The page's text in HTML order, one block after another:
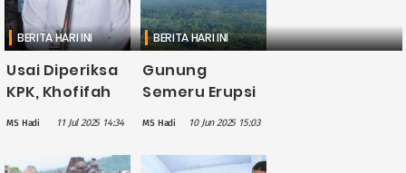
BERITA HARI INI
Usai Diperiksa
KPK, Khofifah
Tegaskan
Penyaluran
MS Hadi 11 Jul 2025 14:34
BERITA HARI INI
Gunung
Semeru Erupsi
Lagi, Tinggi
1.000 Meter di
MS Hadi 10 Jun 2025 15:03